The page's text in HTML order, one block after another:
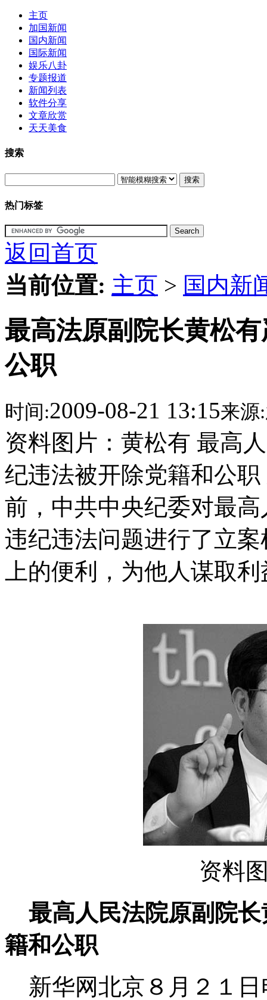
主页
加国新闻
国内新闻
国际新闻
娱乐八卦
专题报道
新闻列表
软件分享
文章欣赏
天天美食
搜索
搜索
热门标签
返回首页
当前位置: 主页 > 国内新
最高法原副院长黄松
公职
时间:2009-08-21 13:15来源:
资料图片：黄松有 最高
纪违法被开除党籍和公
前，中共中央纪委对最
违纪违法问题进行了立
上的便利，为他人谋取
资料
最高人民法院原副院
籍和公职
新华网北京８月２１